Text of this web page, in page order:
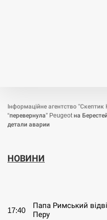
Інформаційне агентство
“перевернула” Peugeot на
детали аварии
НОВИНИ
17:40
Папа Римський
Перу